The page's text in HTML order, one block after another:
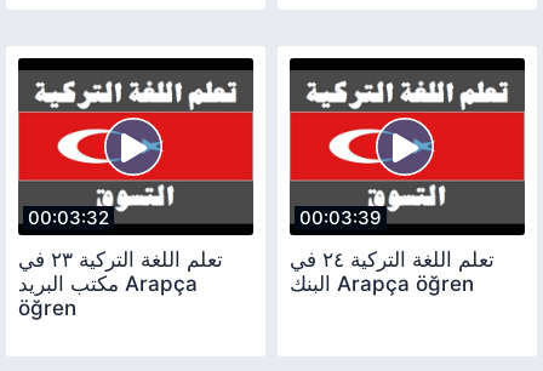
00:03:32
تعلم اللغة التركية ٢٣ في
مكتب البريد Arapça
öğren
00:03:39
تعلم اللغة التركية ٢٤ في
البنك Arapça öğren